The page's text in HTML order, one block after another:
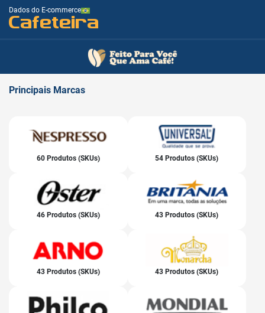
Dados do E-commerce
Cafeteira
Principais Marcas
60 Produtos (SKUs) 54 Produtos (SKUs)
46 Produtos (SKUs) 43 Produtos (SKUs)
43 Produtos (SKUs) 43 Produtos (SKUs)